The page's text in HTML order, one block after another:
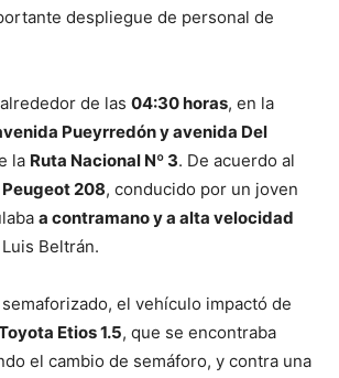
despliegue de personal de
de las 04:30 horas, en la
Pueyrredón y avenida Del
la Ruta Nacional Nº 3. De acuerdo al
Peugeot 208, conducido por un joven
a contramano y a alta velocidad
Beltrán.
el vehículo impactó de
Etios 1.5, que se encontraba
el cambio de semáforo, y contra una